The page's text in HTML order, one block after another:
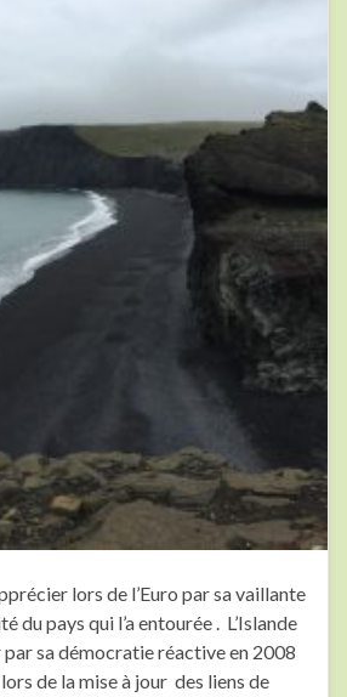
lors de l’Euro par sa vaillante
du pays qui l’a entourée . L’Islande
par sa démocratie réactive en 2008
de la mise à jour des liens de